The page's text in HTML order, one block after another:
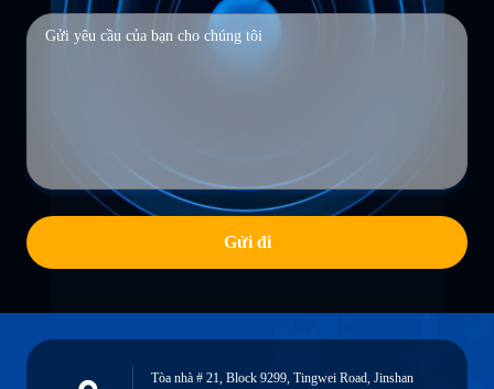
Gửi đi
Tòa nhà # 21, Block 9299, Tingwei Road, Jinshan